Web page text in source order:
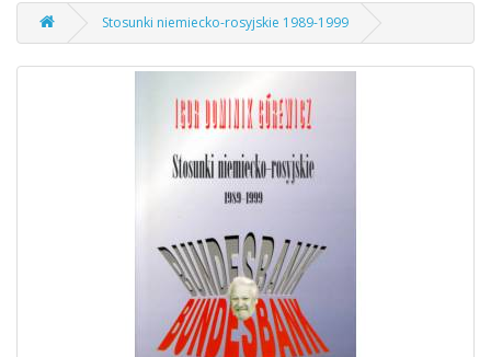
Stosunki niemiecko-rosyjskie 1989-1999